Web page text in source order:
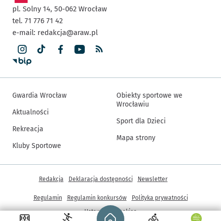
Strona główna - wroclaw.pl
pl. Solny 14, 50-062 Wrocław
tel. 71 776 71 42
e-mail: redakcja@araw.pl
Gwardia Wrocław
Aktualności
Rekreacja
Kluby Sportowe
Obiekty sportowe we
Wrocławiu
Sport dla Dzieci
Mapa strony
Inne informacje
Redakcja Deklaracja dostępności Newsletter
Regulamin Regulamin konkursów
Polityka prywatności
Ustawienia cookies